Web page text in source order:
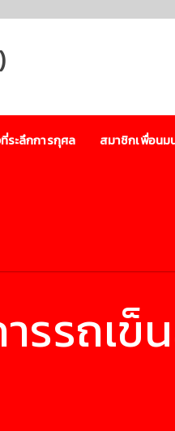
ระลึกการกุศล สมาชิกเพื่อนม
รรถเข็